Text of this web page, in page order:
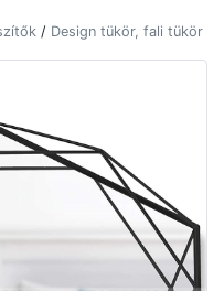
/ Design tükör, fali tükör